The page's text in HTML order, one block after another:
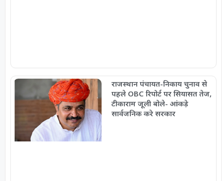
राजस्थान पंचायत-निकाय चुनाव से
पहले OBC रिपोर्ट पर सियासत तेज,
टीकाराम जूली बोले- आंकड़े
सार्वजनिक करे सरकार